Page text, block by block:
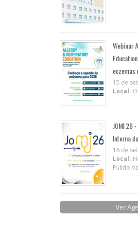
Webinar
eczemas
15 de
Local:
JOMI 26
Interna
16 de
Local:
Pulido
Ver